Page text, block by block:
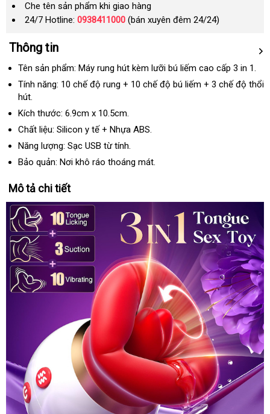
Che tên sản phẩm khi giao hàng
24/7 Hotline: 0938411000 (bán xuyên đêm 24/24)
Thông tin
Tên sản phẩm: Máy rung hút kèm lưỡi bú liếm cao cấp 3 in 1.
Tính năng: 10 chế độ rung + 10 chế độ bú liếm + 3 chế độ thổi
hút.
Kích thước: 6.9cm x 10.5cm.
Chất liệu: Silicon y tế + Nhựa ABS.
Năng lượng: Sạc USB từ tính.
Bảo quản: Nơi khô ráo thoáng mát.
Mô tả chi tiết